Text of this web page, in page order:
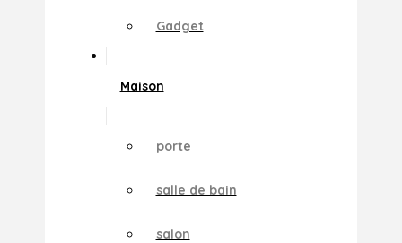
Gadget
Maison
porte
salle de bain
salon